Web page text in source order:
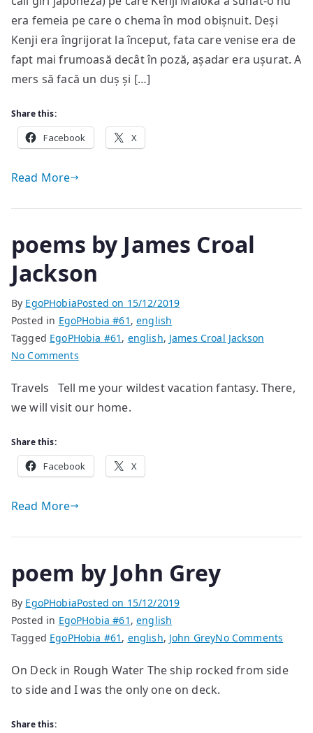
era femeia pe care o chema în mod obișnuit. Deși
Kenji era îngrijorat la început, fata care venise era de
fapt mai frumoasă decât în poză, așadar era ușurat. A
mers să facă un duș și […]
Share this:
Facebook X
Read More
poems by James Croal
Jackson
By EgoPHobiaPosted on 15/12/2019
Posted in EgoPHobia #61 ,english
Tagged EgoPHobia #61 , english, James Croal Jackson
No Commentson
by
James
Travels Tell me your wildest vacation fantasy. There,
we will visit our home.
Share this:
Facebook X
Read More
poem by John Grey
By EgoPHobiaPosted on 15/12/2019
Posted in EgoPHobia #61 ,english
Tagged EgoPHobia #61 , english, John GreyNo Comments
by
On Deck in Rough Water The ship rocked from side
to side and I was the only one on deck.
Share this: